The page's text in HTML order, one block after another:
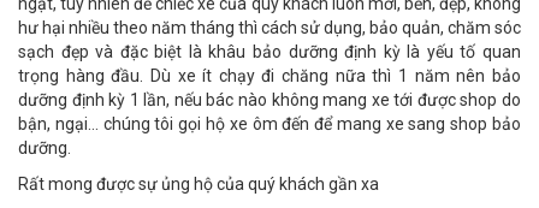
hư hại nhiều theo năm tháng thì cách sử dụng, bảo quản, chăm sóc
sạch đẹp và đặc biệt là khâu bảo dưỡng định kỳ là yếu tố quan
trọng hàng đầu. Dù xe ít chạy đi chăng nữa thì 1 năm nên bảo
dưỡng định kỳ 1 lần, nếu bác nào không mang xe tới được shop do
bận, ngại… chúng tôi gọi hộ xe ôm đến để mang xe sang shop bảo
dưỡng.
Rất mong được sự ủng hộ của quý khách gần xa